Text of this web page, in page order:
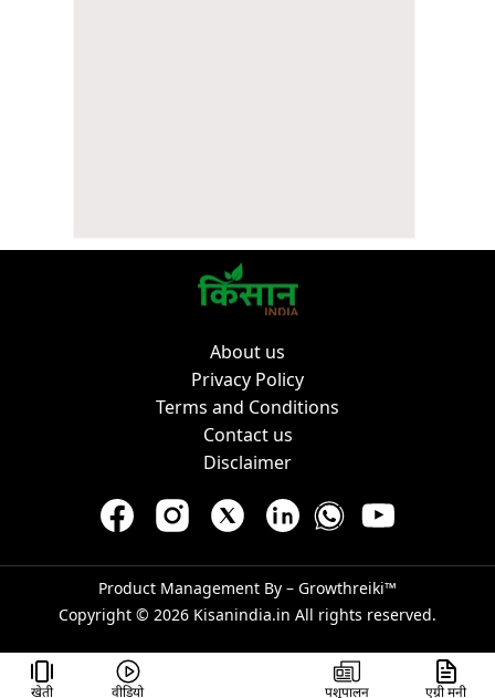
About us
Privacy Policy
Terms and Conditions
Contact us
Disclaimer
Product Management By – Growthreiki™
Copyright © 2026 Kisanindia.in All rights reserved.
खेती वीडियो पशुपालन एग्री मनी